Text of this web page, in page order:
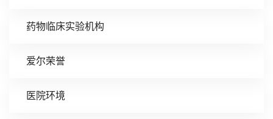
药物临床实验机构
爱尔荣誉
医院环境